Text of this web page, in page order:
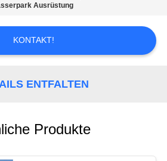
Ausrüstung
KONTAKT!
ENTFALTEN
Produkte